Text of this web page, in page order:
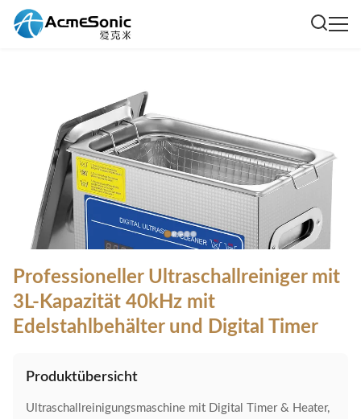
Professioneller Ultraschallreiniger mit
3L-Kapazität 40kHz mit
Edelstahlbehälter und Digital Timer
Produktübersicht
Ultraschallreinigungsmaschine mit Digital Timer & Heater,